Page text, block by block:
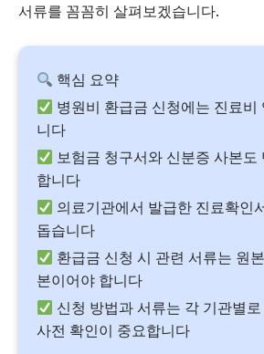
서류를 꼼꼼히 살펴보겠습니다.
핵심 요약
병원비 환급금 신청에는 진료비
니다
보험금 청구서와 신분증 사본도
합니다
의료기관에서 발급한 진료확인
돕습니다
환급금 신청 시 관련 서류는 원
본이어야 합니다
신청 방법과 서류는 각 기관별
사전 확인이 중요합니다